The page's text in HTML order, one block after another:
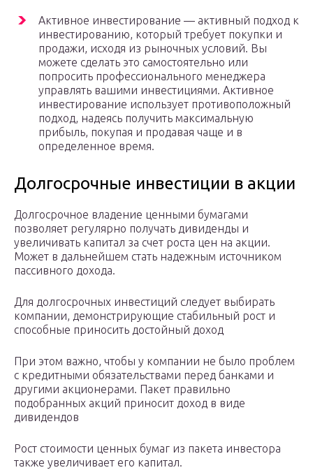
Активное инвестирование — активный подход к
инвестированию, который требует покупки и
продажи, исходя из рыночных условий. Вы
можете сделать это самостоятельно или
попросить профессионального менеджера
управлять вашими инвестициями. Активное
инвестирование использует противоположный
подход, надеясь получить максимальную
прибыль, покупая и продавая чаще и в
определенное время.
Долгосрочные инвестиции в акции
Долгосрочное владение ценными бумагами
позволяет регулярно получать дивиденды и
увеличивать капитал за счет роста цен на акции.
Может в дальнейшем стать надежным источником
пассивного дохода.
Для долгосрочных инвестиций следует выбирать
компании, демонстрирующие стабильный рост и
способные приносить достойный доход
При этом важно, чтобы у компании не было проблем
с кредитными обязательствами перед банками и
другими акционерами. Пакет правильно
подобранных акций приносит доход в виде
дивидендов
Рост стоимости ценных бумаг из пакета инвестора
также увеличивает его капитал.